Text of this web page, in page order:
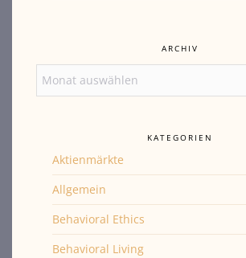
ARCHIV
KATEGORIEN
Aktienmärkte
Allgemein
Behavioral Ethics
Behavioral Living